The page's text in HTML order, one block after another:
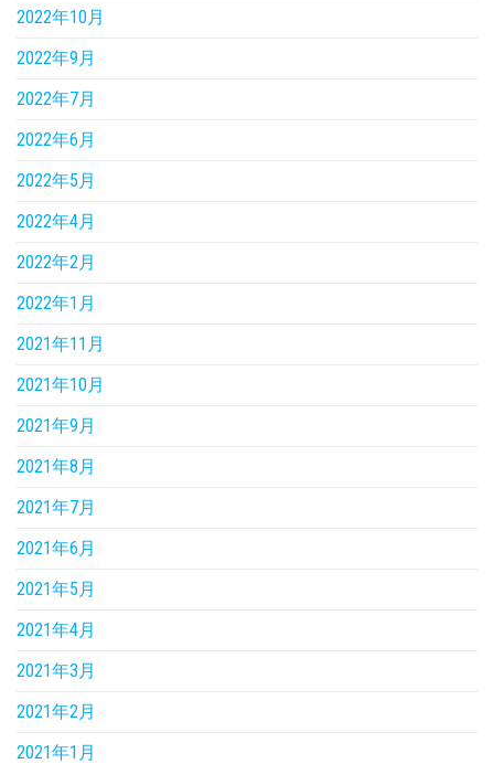
2022年10月
2022年9月
2022年7月
2022年6月
2022年5月
2022年4月
2022年2月
2022年1月
2021年11月
2021年10月
2021年9月
2021年8月
2021年7月
2021年6月
2021年5月
2021年4月
2021年3月
2021年2月
2021年1月